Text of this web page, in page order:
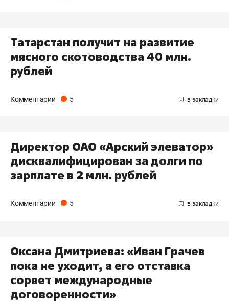
Татарстан получит на развитие
мясного скотоводства 40 млн.
рублей
Комментарии 5
Директор ОАО «Арский элеватор»
дисквалифицирован за долги по
зарплате в 2 млн. рублей
Комментарии 5
Оксана Дмитриева: «Иван Грачев
пока не уходит, а его отставка
сорвет международные
договоренности»